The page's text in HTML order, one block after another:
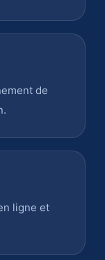
de
ligne et